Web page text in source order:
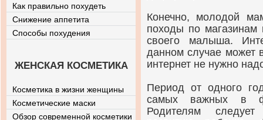
Конечно, молодой
походы по
своего малыша.
данном случае может
интернет не нужно
Период от одного
самых важных в
Родителям
Как правильно похудеть
Снижение аппетита
Способы похудения
ЖЕНСКАЯ КОСМЕТИКА
Косметика в жизни женщины
Косметические маски
Обзор современной косметики